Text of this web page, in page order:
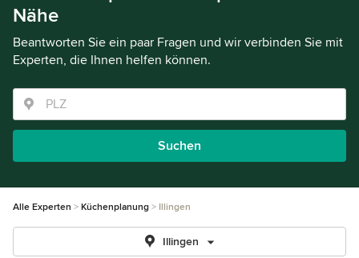
Nähe
Beantworten Sie ein paar Fragen und wir verbinden Sie mit
Experten, die Ihnen helfen können.
Suchen
Alle Experten Küchenplanung Illingen
Illingen